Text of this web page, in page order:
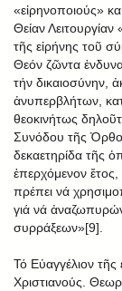
«εἰρηνοποιούς»
Θείαν
τῆς εἰρήνης τοῦ
Θεόν ζῶντα
τήν δικαιοσύνην,
ἀνυπερβλήτων,
θεοκινήτως
Συνόδου τῆς
δεκαετηρίδα τῆς
ἐπερχόμενον
πρέπει νά
γιά νά
συρράξεων»[9].
Τό Εὐαγγέλιον
Χριστιανούς.